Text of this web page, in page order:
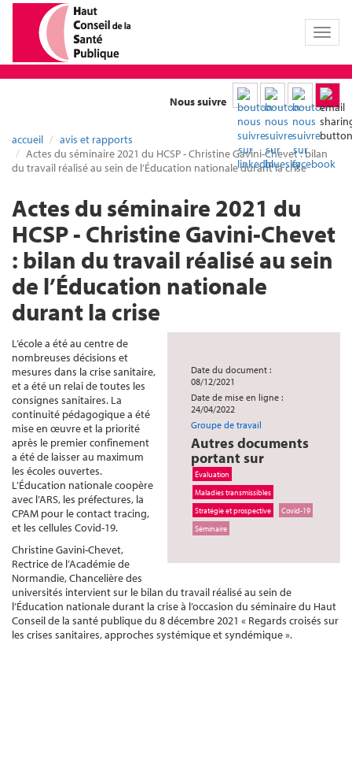
Toggle
Nous suivre
accueil
avis et rapports
Actes du séminaire 2021 du HCSP - Christine Gavini-Chevet : bilan
du travail réalisé au sein de l’Éducation nationale durant la crise
Actes du séminaire 2021 du
HCSP - Christine Gavini-Chevet
: bilan du travail réalisé au sein
de l’Éducation nationale
durant la crise
Date du document :
08/12/2021
Date de mise en ligne :
24/04/2022
Groupe de travail
Autres documents
portant sur
Évaluation
Maladies transmissibles
Stratégie et prospective
Covid-19
Séminaire
L’école a été au centre de
nombreuses décisions et
mesures dans la crise sanitaire,
et a été un relai de toutes les
consignes sanitaires. La
continuité pédagogique a été
mise en œuvre et la priorité
après le premier confinement
a été de laisser au maximum
les écoles ouvertes.
L’Éducation nationale coopère
avec l’ARS, les préfectures, la
CPAM pour le contact tracing,
et les cellules Covid-19.
Christine Gavini-Chevet,
Rectrice de l’Académie de
Normandie, Chancelière des
universités intervient sur le bilan du travail réalisé au sein de
l’Éducation nationale durant la crise à l’occasion du séminaire du Haut
Conseil de la santé publique du 8 décembre 2021 « Regards croisés sur
les crises sanitaires, approches systémique et syndémique ».